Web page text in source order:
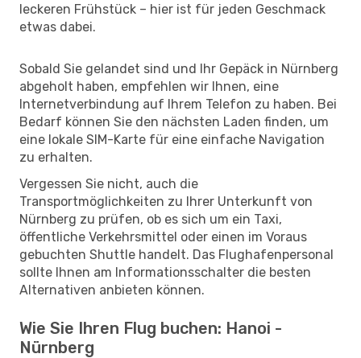
leckeren Frühstück – hier ist für jeden Geschmack
etwas dabei.
Sobald Sie gelandet sind und Ihr Gepäck in Nürnberg
abgeholt haben, empfehlen wir Ihnen, eine
Internetverbindung auf Ihrem Telefon zu haben. Bei
Bedarf können Sie den nächsten Laden finden, um
eine lokale SIM-Karte für eine einfache Navigation
zu erhalten.
Vergessen Sie nicht, auch die
Transportmöglichkeiten zu Ihrer Unterkunft von
Nürnberg zu prüfen, ob es sich um ein Taxi,
öffentliche Verkehrsmittel oder einen im Voraus
gebuchten Shuttle handelt. Das Flughafenpersonal
sollte Ihnen am Informationsschalter die besten
Alternativen anbieten können.
Wie Sie Ihren Flug buchen: Hanoi -
Nürnberg